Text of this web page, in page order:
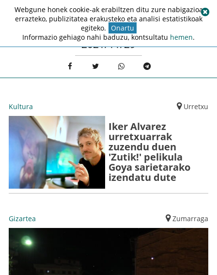
2021/11/29
Kultura Urretxu
Iker Alvarez
urretxuarrak
zuzendu duen
'Zutik!' pelikula
Goya sarietarako
izendatu dute
Gizartea Zumarraga
Webgune honek cookie-ak erabiltzen ditu zure nabigazioa
errazteko, publizitatea erakusteko eta analisi estatistikoak
egiteko. Onartu
Informazio gehiago nahi baduzu, kontsultatu hemen.